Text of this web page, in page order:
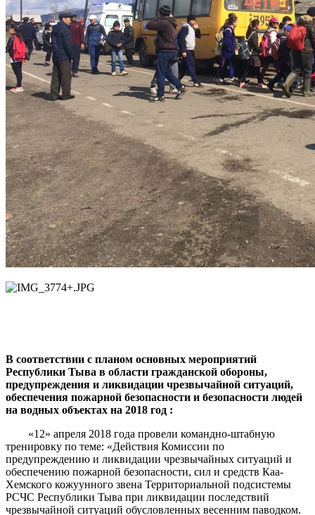
В соответствии с планом основных мероприятий
Республики Тыва в области гражданской обороны,
предупреждения и ликвидации чрезвычайной ситуаций,
обеспечения пожарной безопасности и безопасности людей
на водных объектах на 2018 год :
«12» апреля 2018 года провели командно-штабную
тренировку по теме: «Действия Комиссии по
предупреждению и ликвидации чрезвычайных ситуаций и
обеспечению пожарной безопасности, сил и средств Каа-
Хемского кожуунного звена Территориальной подсистемы
РСЧС Республики Тыва при ликвидации последствий
чрезвычайной ситуаций обусловленных весенним паводком.